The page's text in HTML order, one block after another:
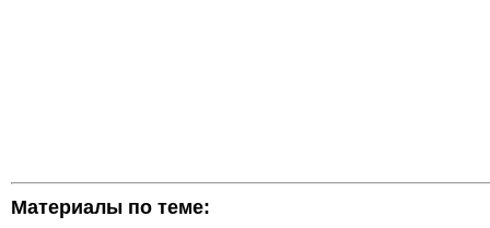
Материалы по теме: